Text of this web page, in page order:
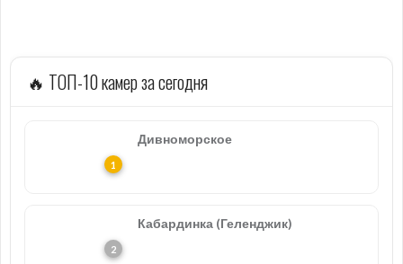
🔥 ТОП-10 камер за сегодня
Дивноморское
Кабардинка (Геленджик)